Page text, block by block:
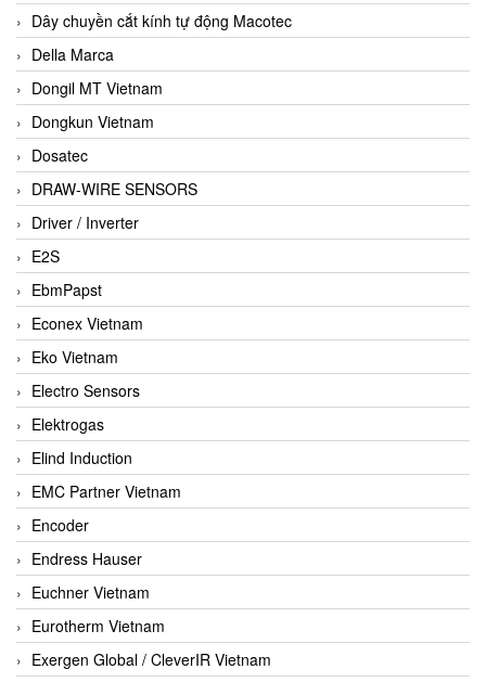
Dây chuyền cắt kính tự động Macotec
Della Marca
Dongil MT Vietnam
Dongkun Vietnam
Dosatec
DRAW-WIRE SENSORS
Driver / Inverter
E2S
EbmPapst
Econex Vietnam
Eko Vietnam
Electro Sensors
Elektrogas
Elind Induction
EMC Partner Vietnam
Encoder
Endress Hauser
Euchner Vietnam
Eurotherm Vietnam
Exergen Global / CleverIR Vietnam